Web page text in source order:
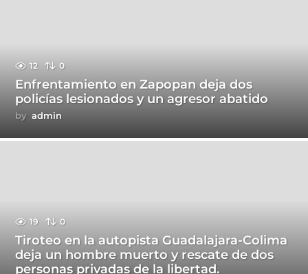
12 0
Enfrentamiento en Zapopan deja dos
policías lesionados y un agresor abatido
by admin
19 0
Tiroteo en la autopista Guadalajara-Colima
deja un hombre muerto y rescate de dos
personas privadas de la libertad.